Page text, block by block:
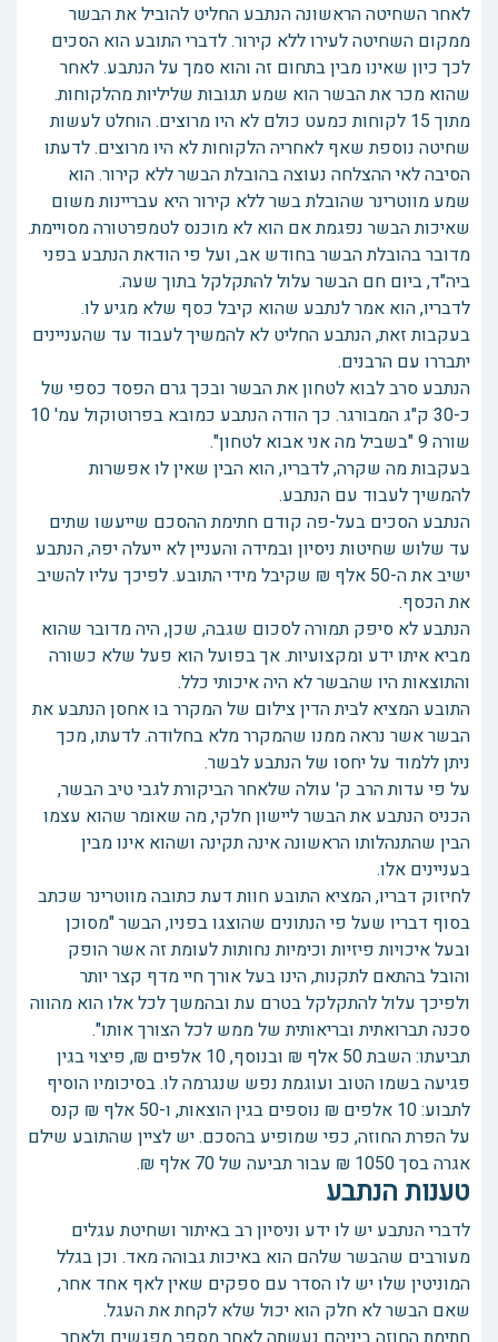
לאחר השחיטה הראשונה הנתבע החליט להוביל את הבשר
ממקום השחיטה לעירו ללא קירור. לדברי התובע הוא הסכים
לכך כיון שאינו מבין בתחום זה והוא סמך על הנתבע. לאחר
שהוא מכר את הבשר הוא שמע תגובות שליליות מהלקוחות.
מתוך 15 לקוחות כמעט כולם לא היו מרוצים. הוחלט לעשות
שחיטה נוספת שאף לאחריה הלקוחות לא היו מרוצים. לדעתו
הסיבה לאי ההצלחה נעוצה בהובלת הבשר ללא קירור. הוא
שמע מווטרינר שהובלת בשר ללא קירור היא עבריינות משום
שאיכות הבשר נפגמת אם הוא לא מוכנס לטמפרטורה מסויימת.
מדובר בהובלת הבשר בחודש אב, ועל פי הודאת הנתבע בפני
ביה"ד, ביום חם הבשר עלול להתקלקל בתוך שעה.
לדבריו, הוא אמר לנתבע שהוא קיבל כסף שלא מגיע לו.
בעקבות זאת, הנתבע החליט לא להמשיך לעבוד עד שהעניינים
יתבררו עם הרבנים.
הנתבע סרב לבוא לטחון את הבשר ובכך גרם הפסד כספי של
כ-30 ק"ג המבורגר. כך הודה הנתבע כמובא בפרוטוקול עמ' 10
שורה 9 "בשביל מה אני אבוא לטחון".
בעקבות מה שקרה, לדבריו, הוא הבין שאין לו אפשרות
להמשיך לעבוד עם הנתבע.
הנתבע הסכים בעל-פה קודם חתימת ההסכם שייעשו שתים
עד שלוש שחיטות ניסיון ובמידה והעניין לא ייעלה יפה, הנתבע
ישיב את ה-50 אלף ₪ שקיבל מידי התובע. לפיכך עליו להשיב
את הכסף.
הנתבע לא סיפק תמורה לסכום שגבה, שכן, היה מדובר שהוא
מביא איתו ידע ומקצועיות. אך בפועל הוא פעל שלא כשורה
והתוצאות היו שהבשר לא היה איכותי כלל.
התובע המציא לבית הדין צילום של המקרר בו אחסן הנתבע את
הבשר אשר נראה ממנו שהמקרר מלא בחלודה. לדעתו, מכך
ניתן ללמוד על יחסו של הנתבע לבשר.
על פי עדות הרב ק' עולה שלאחר הביקורת לגבי טיב הבשר,
הכניס הנתבע את הבשר ליישון חלקי, מה שאומר שהוא עצמו
הבין שהתנהלותו הראשונה אינה תקינה ושהוא אינו מבין
בעניינים אלו.
לחיזוק דבריו, המציא התובע חוות דעת כתובה מווטרינר שכתב
בסוף דבריו שעל פי הנתונים שהוצגו בפניו, הבשר "מסוכן
ובעל איכויות פיזיות וכימיות נחותות לעומת זה אשר הופק
והובל בהתאם לתקנות, הינו בעל אורך חיי מדף קצר יותר
ולפיכך עלול להתקלקל בטרם עת ובהמשך לכל אלו הוא מהווה
סכנה תברואתית ובריאותית של ממש לכל הצורך אותו".
תביעתו: השבת 50 אלף ₪ ובנוסף, 10 אלפים ₪, פיצוי בגין
פגיעה בשמו הטוב ועוגמת נפש שנגרמה לו. בסיכומיו הוסיף
לתבוע: 10 אלפים ₪ נוספים בגין הוצאות, ו-50 אלף ₪ קנס
על הפרת החוזה, כפי שמופיע בהסכם. יש לציין שהתובע שילם
אגרה בסך 1050 ₪ עבור תביעה של 70 אלף ₪.
טענות הנתבע
לדברי הנתבע יש לו ידע וניסיון רב באיתור ושחיטת עגלים
מעורבים שהבשר שלהם הוא באיכות גבוהה מאד. וכן בגלל
המוניטין שלו יש לו הסדר עם ספקים שאין לאף אחד אחר,
שאם הבשר לא חלק הוא יכול שלא לקחת את העגל.